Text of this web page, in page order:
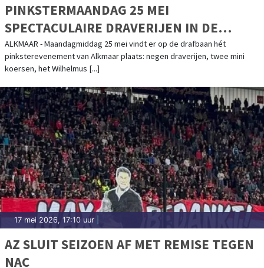
PINKSTERMAANDAG 25 MEI
SPECTACULAIRE DRAVERIJEN IN DE
ALKMAAR ZETURF LIVE ARENA MET HET
SPRINTKAMPIOENSCHAP VAN
ALKMAAR - Maandagmiddag 25 mei vindt er op de drafbaan hét
pinksterevenement van Alkmaar plaats: negen draverijen, twee mini
koersen, het Wilhelmus [...]
17 mei 2026, 17:10 uur
AZ SLUIT SEIZOEN AF MET REMISE TEGEN
NAC